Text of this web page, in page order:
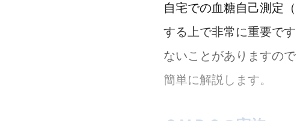
自宅での血糖自己測定
する上で非常に重要で
ないことがありますの
簡単に解説します。